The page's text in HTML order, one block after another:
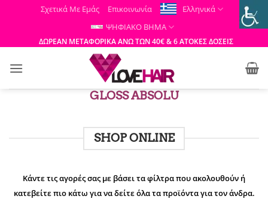
Μετάβαση
περιεχόμενο
Σχετικά Με Εμάς Επικοινωνία
Ελληνικά
ΨΗΦΙΑΚΟ ΒΗΜΑ
ΔΩΡΕΑΝ ΜΕΤΑΦΟΡΙΚΑ ΑΝΩ ΤΩΝ 40€ & 6 ΑΤΟΚΕΣ ΔΟΣΕΙΣ
GLOSS ABSOLU
SHOP ONLINE
Κάντε τις αγορές σας με βάσει τα φίλτρα που ακολουθούν ή
κατεβείτε πιο κάτω για να δείτε όλα τα προϊόντα για τον άνδρα.